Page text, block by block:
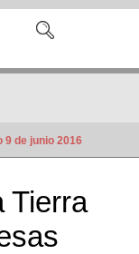
9 de junio 2016
Tierra